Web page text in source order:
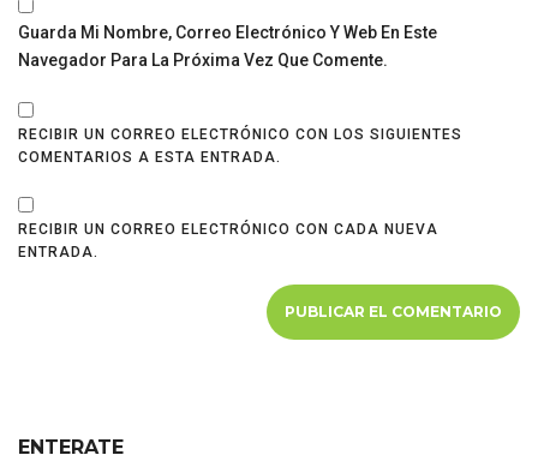
Guarda Mi Nombre, Correo Electrónico Y Web En Este
Navegador Para La Próxima Vez Que Comente.
RECIBIR UN CORREO ELECTRÓNICO CON LOS SIGUIENTES
COMENTARIOS A ESTA ENTRADA.
RECIBIR UN CORREO ELECTRÓNICO CON CADA NUEVA
ENTRADA.
ENTERATE